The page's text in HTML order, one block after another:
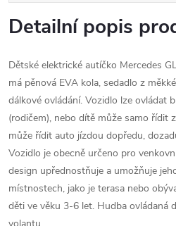
Detailní popis
Dětské elektrické autíčko Mercedes
má pěnová EVA kola, sedadlo z
dálkové ovládání. Vozidlo lze ovládat
(rodičem), nebo dítě může samo řídit
může řídit auto jízdou dopředu,
Vozidlo je obecně určeno pro
design upřednostňuje a umožňuje
místnostech, jako je terasa nebo
děti ve věku 3-6 let. Hudba ovládaná